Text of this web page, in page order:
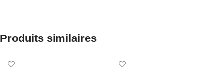
Produits similaires